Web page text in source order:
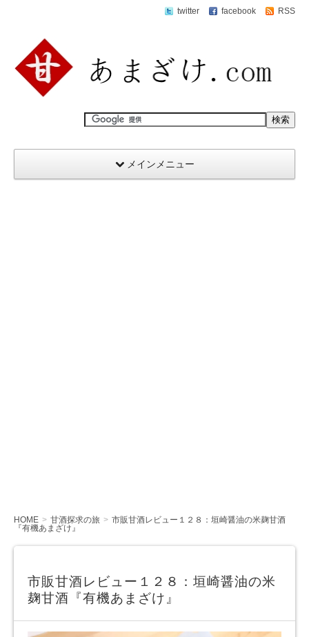
twitter facebook RSS
メインメニュー
HOME 甘酒探求の旅
市販甘酒レビュー１２８：垣崎醤油の米麹甘酒
『有機あまざけ』
市販甘酒レビュー１２８：垣崎醤油の米
麹甘酒『有機あまざけ』